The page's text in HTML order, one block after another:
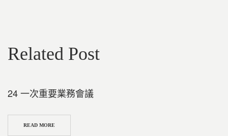
Related Post
24 一次重要業務會議
READ MORE